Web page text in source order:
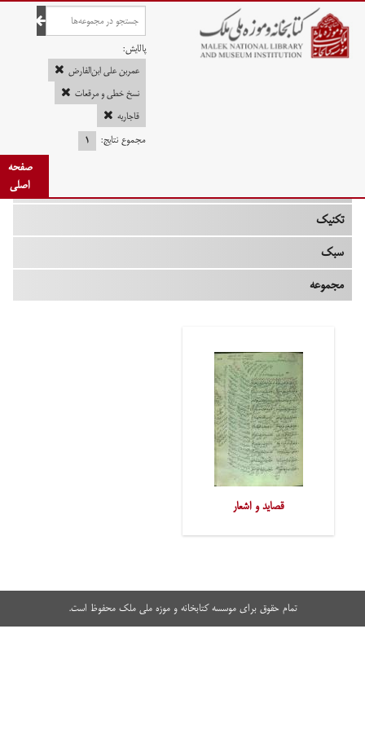
صفحه اصلی
پالایش:
عمربن علی ابن‌الفارض
نسخ خطی و مرقعات
قاجاریه
مجموع نتایج:
۱
صفحه
اصلی
تکنیک
سبک
مجموعه
قصاید و اشعار
تمام حقوق برای موسسه کتابخانه و موزه ملی ملک محفوظ است.